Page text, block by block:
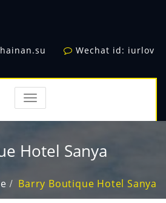
Wechat id: iurlov
TOGGLE
NAVIGATION
Hotel Sanya
Barry Boutique Hotel Sanya